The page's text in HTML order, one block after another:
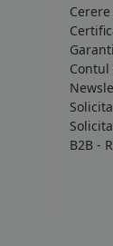
Contul
B2B -